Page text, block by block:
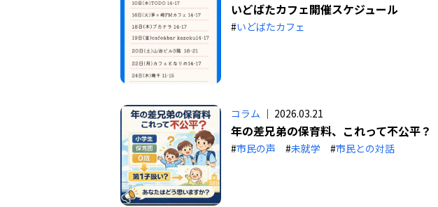
いどばたカフェ開催スケジュール
#いどばたカフェ
コラム ｜ 2026.03.21
年の差兄弟の保育料、これって不公平？
#市民の声 #未就学 #市民との対話